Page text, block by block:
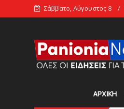
Σάββατο, Αύγουστος 8
ΑΡΧΙΚΗ